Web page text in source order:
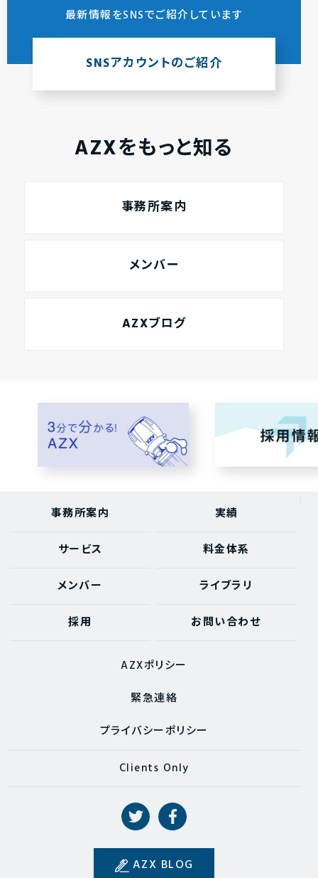
最新情報をSNSでご紹介しています
SNSアカウントのご紹介
AZXをもっと知る
事務所案内
メンバー
AZXブログ
事務所案内 実績
サービス 料金体系
メンバー ライブラリ
採用 お問い合わせ
AZXポリシー
緊急連絡
プライバシーポリシー
Clients Only
AZX BLOG